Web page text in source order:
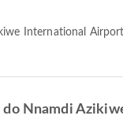
Nnamdi